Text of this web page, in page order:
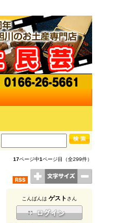
17ページ中1ページ目（全299件）
こんばんは ゲスト さん